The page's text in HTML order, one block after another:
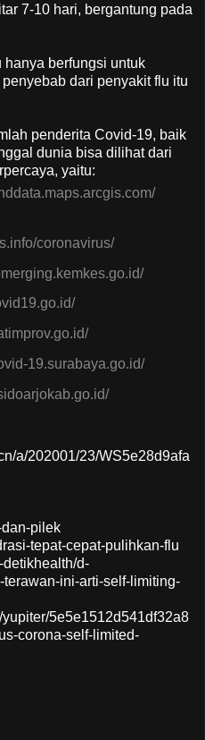
7-10 hari, bergantung pada
hanya berfungsi untuk
dari penyakit flu itu
penderita Covid-19, baik
dunia bisa dilihat dari
yaitu:
coronavirus/
19.surabaya.go.id/
a/202001/23/WS5e28d9afa
dan-pilek
tepat-cepat-pulihkan-flu
detikhealth/d-
ini-arti-self-limiting-
5e5e1512d541df32a8
corona-self-limited-